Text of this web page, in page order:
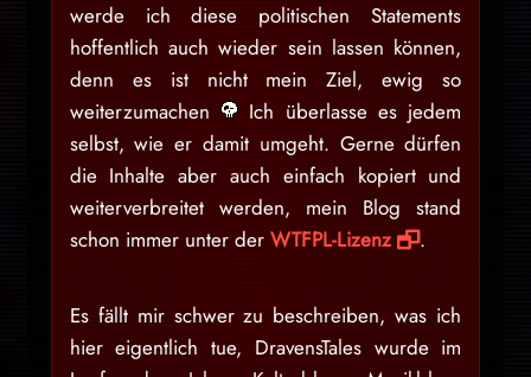
werde ich diese politischen Statements
hoffentlich auch wieder sein lassen können,
denn es ist nicht mein Ziel, ewig so
weiterzumachen
Ich überlasse es jedem
selbst, wie er damit umgeht. Gerne dürfen
die Inhalte aber auch einfach kopiert und
weiterverbreitet werden, mein Blog stand
schon immer unter der WTFPL-Lizenz .
Es fällt mir schwer zu beschreiben, was ich
hier eigentlich tue, DravensTales wurde im